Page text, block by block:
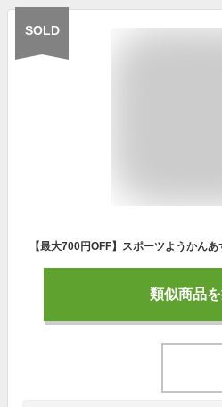
SOLD
類似商品